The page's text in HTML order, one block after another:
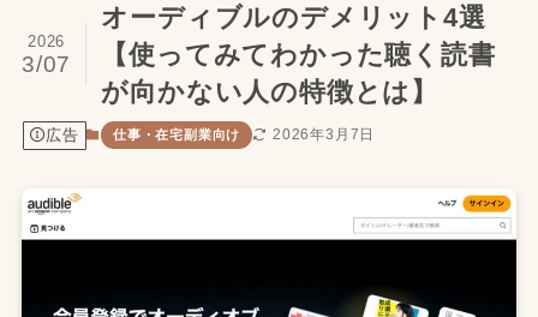
オーディブルのデメリット4選
【使ってみてわかった聴く読書
が向かない人の特徴とは】
2026
3/07
広告 仕事・在宅副業向け 2026年3月7日